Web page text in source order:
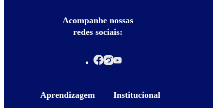
Acompanhe nossas
redes sociais:
Aprendizagem Institucional